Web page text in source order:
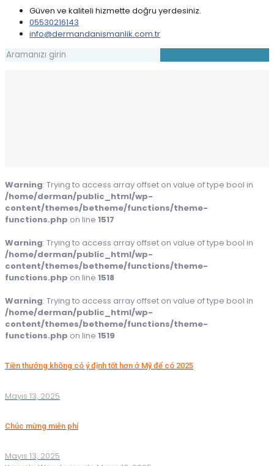
Güven ve kaliteli hizmette doğru yerdesiniz.
05530216143
info@dermandanismanlik.com.tr
Warning: Trying to access array offset on value of type bool in
/home/derman/public_html/wp-
content/themes/betheme/functions/theme-
functions.php on line 1517
Warning: Trying to access array offset on value of type bool in
/home/derman/public_html/wp-
content/themes/betheme/functions/theme-
functions.php on line 1518
Warning: Trying to access array offset on value of type bool in
/home/derman/public_html/wp-
content/themes/betheme/functions/theme-
functions.php on line 1519
Tiền thưởng không có ý định tốt hơn ở Mỹ để có 2025
Mayıs 13, 2025
Chúc mừng miễn phí
Mayıs 13, 2025